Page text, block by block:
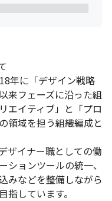
年に「デザイン戦略
来フェーズに沿った組
エイティブ」と「プロ
領域を担う組織編成と
ザイナー職としての働
ションツールの統一、
みなどを整備しながら
しています。